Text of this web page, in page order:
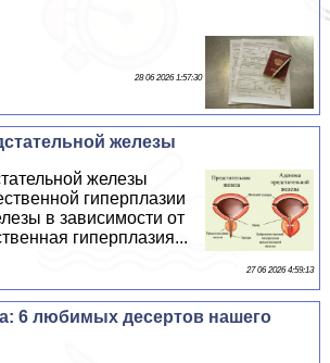
28 06 2026 1:57:30
железы
железы
гиперплазии
в зависимости от
гиперплазия...
27 06 2026 4:59:13
6 любимых десертов нашего